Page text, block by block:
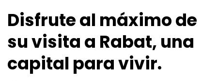
Disfrute al máximo de
su visita a Rabat, una
capital para vivir.